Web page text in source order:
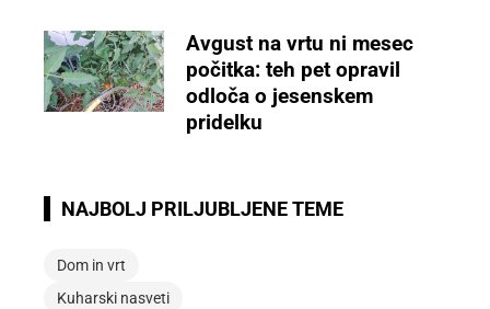
Avgust na vrtu ni mesec
počitka: teh pet opravil
odloča o jesenskem
pridelku
NAJBOLJ PRILJUBLJENE TEME
Dom in vrt
Kuharski nasveti